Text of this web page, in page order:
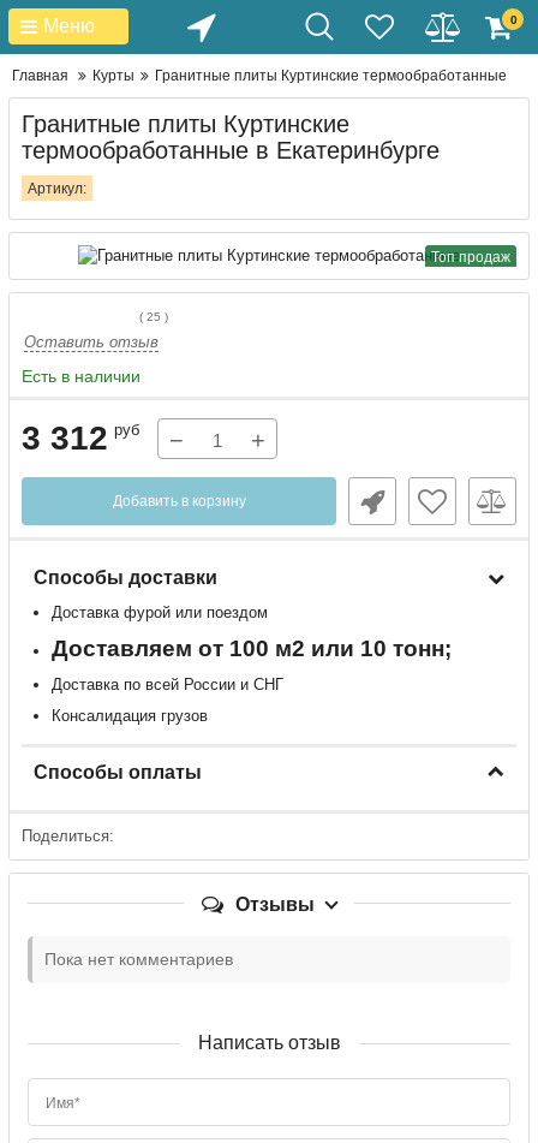
Меню 0
Главная Курты Гранитные плиты Куртинские термообработанные
Гранитные плиты Куртинские
термообработанные в Екатеринбурге
Артикул:
Топ продаж
( 25 )
Оставить отзыв
Есть в наличии
3 312 руб − +
Добавить в корзину
Способы доставки
Доставка фурой или поездом
Доставляем от 100 м2 или 10 тонн;
Доставка по всей России и СНГ
Консалидация грузов
Способы оплаты
Поделиться:
Отзывы
Пока нет комментариев
Написать отзыв
Имя*